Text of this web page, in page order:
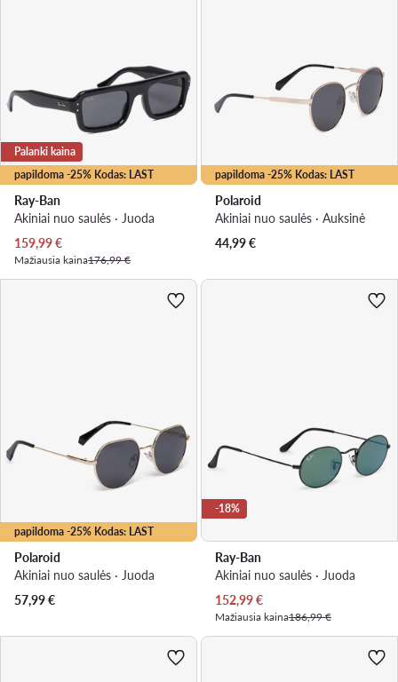
papildoma -25% Kodas: LAST
Palanki kaina
Ray-Ban
Akiniai nuo saulės · Juoda
Dabartinė kaina
159,99€
Mažiausia kaina176,99 €
papildoma -25% Kodas: LAST
Polaroid
Akiniai nuo saulės · Auksinė
44,99€
papildoma -25% Kodas: LAST
Polaroid
Akiniai nuo saulės · Juoda
57,99€
-18%
Ray-Ban
Akiniai nuo saulės · Juoda
Dabartinė kaina
152,99€
Mažiausia kaina186,99 €